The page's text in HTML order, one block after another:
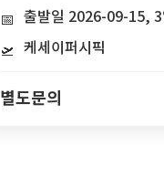
📅 출발일 2026-09-15, 3
🛫 케세이퍼시픽
별도문의